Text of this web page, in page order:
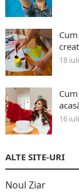
18
16
ALTE SITE-URI
Noul Ziar